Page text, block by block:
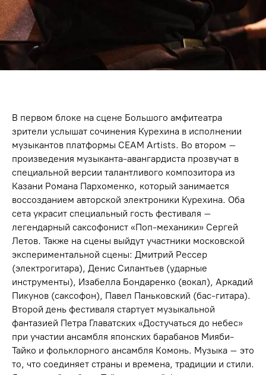
В первом блоке на сцене Большого амфитеатра
зрители услышат сочинения Курехина в исполнении
музыкантов платформы CEAM Artists. Во втором –
произведения музыканта-авангардиста прозвучат в
специальной версии талантливого композитора из
Казани Романа Пархоменко, который занимается
воссозданием авторской электроники Курехина. Оба
сета украсит специальный гость фестиваля –
легендарный саксофонист «Поп-механики» Сергей
Летов. Также на сцены выйдут участники московской
экспериментальной сцены: Дмитрий Рессер
(электрогитара), Денис Силантьев (ударные
инструменты), Изабелла Бондаренко (вокал), Аркадий
Пикунов (саксофон), Павел Паньковский (бас-гитара).
Второй день фестиваля стартует музыкальной
фантазией Петра Главатских «Достучаться до небес»
при участии ансамбля японских барабанов Мияби-
Тайко и фольклорного ансамбля Комонь. Музыка – это
то, что соединяет страны и времена, традиции и стили.